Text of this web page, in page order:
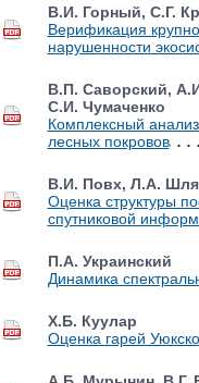
В.И. Горный, С.Г.
Верификация
нарушенности
В.П. Саворский,
С.И. Чумаченко
Комплексный
лесных покровов
В.И. Повх, Л.А.
Оценка структуры
спутниковой
П.А. Украинский
Динамика
Х.Б. Куулар
Оценка гарей